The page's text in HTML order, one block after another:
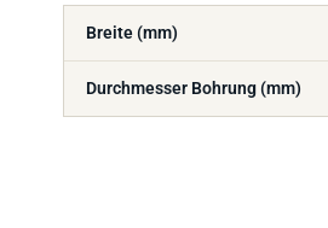
Breite (mm)
Durchmesser Bohrung (mm)